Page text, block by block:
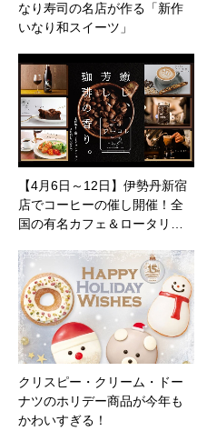
なり寿司の名店が作る「新作
いなり和スイーツ」
【4月6日～12日】伊勢丹新宿
店でコーヒーの催し開催！全
国の有名カフェ＆ロータリ…
クリスピー・クリーム・ドー
ナツのホリデー商品が今年も
かわいすぎる！